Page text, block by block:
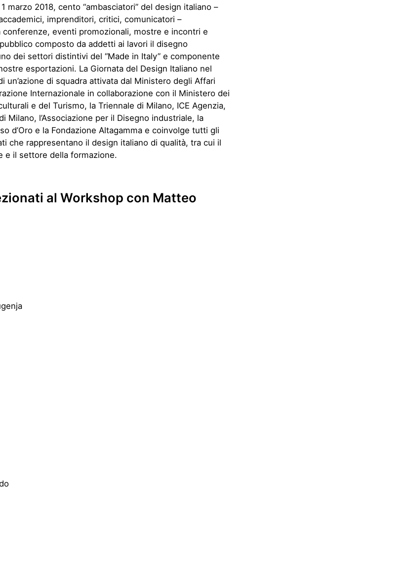
1 marzo 2018, cento “ambasciatori” del design italiano –
imprenditori, critici, comunicatori –
conferenze, eventi promozionali, mostre e incontri e
composto da addetti ai lavori il disegno
dei settori distintivi del “Made in Italy” e componente
esportazioni. La Giornata del Design Italiano nel
un’azione di squadra attivata dal Ministero degli Affari
Internazionale in collaborazione con il Ministero dei
e del Turismo, la Triennale di Milano, ICE Agenzia,
Milano, l’Associazione per il Disegno industriale, la
d’Oro e la Fondazione Altagamma e coinvolge tutti gli
che rappresentano il design italiano di qualità, tra cui il
e il settore della formazione.
al Workshop con Matteo